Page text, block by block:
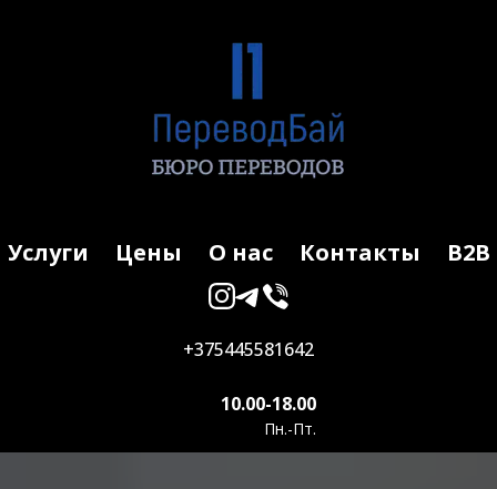
Услуги Цены О нас Контакты B2B
+375445581642
10.00-18.00
Пн.-Пт.